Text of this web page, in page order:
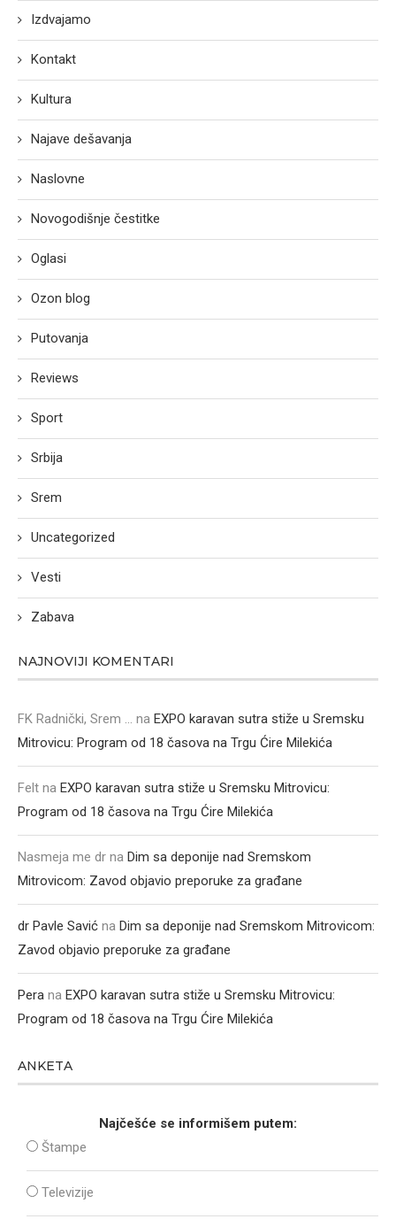
Izdvajamo
Kontakt
Kultura
Najave dešavanja
Naslovne
Novogodišnje čestitke
Oglasi
Ozon blog
Putovanja
Reviews
Sport
Srbija
Srem
Uncategorized
Vesti
Zabava
NAJNOVIJI KOMENTARI
FK Radnički, Srem ... na EXPO karavan sutra stiže u Sremsku
Mitrovicu: Program od 18 časova na Trgu Ćire Milekića
Felt na EXPO karavan sutra stiže u Sremsku Mitrovicu:
Program od 18 časova na Trgu Ćire Milekića
Nasmeja me dr na Dim sa deponije nad Sremskom
Mitrovicom: Zavod objavio preporuke za građane
dr Pavle Savić na Dim sa deponije nad Sremskom Mitrovicom:
Zavod objavio preporuke za građane
Pera na EXPO karavan sutra stiže u Sremsku Mitrovicu:
Program od 18 časova na Trgu Ćire Milekića
ANKETA
Najčešće se informišem putem:
Štampe
Televizije